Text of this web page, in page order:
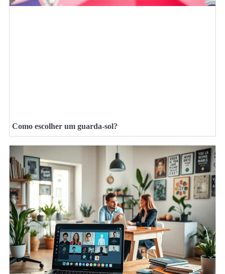
Como escolher um guarda-sol?